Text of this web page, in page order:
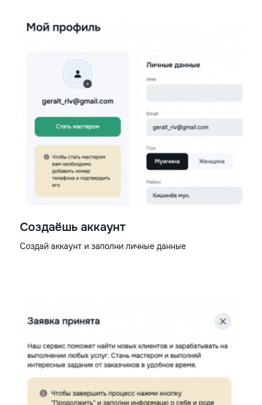
Создаёшь аккаунт
Создай аккаунт и заполни личные данные